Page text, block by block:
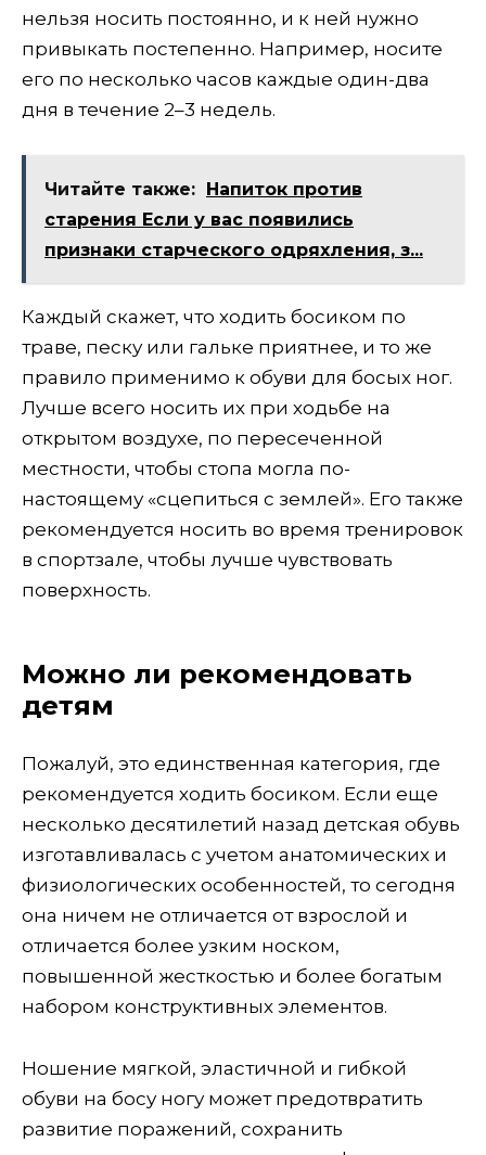
нельзя носить постоянно, и к ней нужно
привыкать постепенно. Например, носите
его по несколько часов каждые один-два
дня в течение 2–3 недель.
Читайте также:
​Напиток против
старения Если у вас появились
признаки старческого одряхления, з...
Каждый скажет, что ходить босиком по
траве, песку или гальке приятнее, и то же
правило применимо к обуви для босых ног.
Лучше всего носить их при ходьбе на
открытом воздухе, по пересеченной
местности, чтобы стопа могла по-
настоящему «сцепиться с землей». Его также
рекомендуется носить во время тренировок
в спортзале, чтобы лучше чувствовать
поверхность.
Можно ли рекомендовать
детям
Пожалуй, это единственная категория, где
рекомендуется ходить босиком. Если еще
несколько десятилетий назад детская обувь
изготавливалась с учетом анатомических и
физиологических особенностей, то сегодня
она ничем не отличается от взрослой и
отличается более узким носком,
повышенной жесткостью и более богатым
набором конструктивных элементов.
Ношение мягкой, эластичной и гибкой
обуви на босу ногу может предотвратить
развитие поражений, сохранить